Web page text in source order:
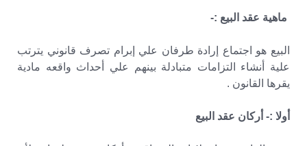
ماهية عقد البيع :-
البيع هو اجتماع إرادة طرفان علي إبرام تصرف قانوني يترتب
علية أنشاء التزامات متبادلة بينهم علي أحداث واقعه مادية
يقرها القانون .
أولا :- أركان عقد البيع